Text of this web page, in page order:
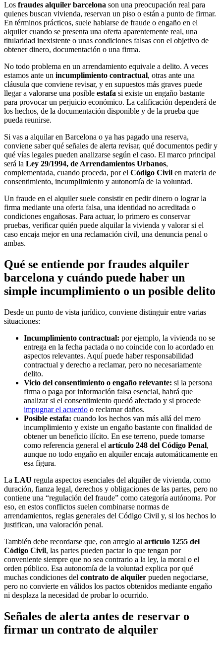
Los fraudes alquiler barcelona son una preocupación real para
quienes buscan vivienda, reservan un piso o están a punto de firmar.
En términos prácticos, suele hablarse de fraude o engaño en el
alquiler cuando se presenta una oferta aparentemente real, una
titularidad inexistente o unas condiciones falsas con el objetivo de
obtener dinero, documentación o una firma.
No todo problema en un arrendamiento equivale a delito. A veces
estamos ante un incumplimiento contractual, otras ante una
cláusula que conviene revisar, y en supuestos más graves puede
llegar a valorarse una posible estafa si existe un engaño bastante
para provocar un perjuicio económico. La calificación dependerá de
los hechos, de la documentación disponible y de la prueba que
pueda reunirse.
Si vas a alquilar en Barcelona o ya has pagado una reserva,
conviene saber qué señales de alerta revisar, qué documentos pedir y
qué vías legales pueden analizarse según el caso. El marco principal
será la Ley 29/1994, de Arrendamientos Urbanos,
complementada, cuando proceda, por el Código Civil en materia de
consentimiento, incumplimiento y autonomía de la voluntad.
Un fraude en el alquiler suele consistir en pedir dinero o lograr la
firma mediante una oferta falsa, una identidad no acreditada o
condiciones engañosas. Para actuar, lo primero es conservar
pruebas, verificar quién puede alquilar la vivienda y valorar si el
caso encaja mejor en una reclamación civil, una denuncia penal o
ambas.
Qué se entiende por fraudes alquiler
barcelona y cuándo puede haber un
simple incumplimiento o un posible delito
Desde un punto de vista jurídico, conviene distinguir entre varias
situaciones:
Incumplimiento contractual: por ejemplo, la vivienda no se
entrega en la fecha pactada o no coincide con lo acordado en
aspectos relevantes. Aquí puede haber responsabilidad
contractual y derecho a reclamar, pero no necesariamente
delito.
Vicio del consentimiento o engaño relevante: si la persona
firma o paga por información falsa esencial, habrá que
analizar si el consentimiento quedó afectado y si procede
impugnar el acuerdo o reclamar daños.
Posible estafa: cuando los hechos van más allá del mero
incumplimiento y existe un engaño bastante con finalidad de
obtener un beneficio ilícito. En ese terreno, puede tomarse
como referencia general el artículo 248 del Código Penal,
aunque no todo engaño en alquiler encaja automáticamente en
esa figura.
La LAU regula aspectos esenciales del alquiler de vivienda, como
duración, fianza legal, derechos y obligaciones de las partes, pero no
contiene una “regulación del fraude” como categoría autónoma. Por
eso, en estos conflictos suelen combinarse normas de
arrendamientos, reglas generales del Código Civil y, si los hechos lo
justifican, una valoración penal.
También debe recordarse que, con arreglo al artículo 1255 del
Código Civil, las partes pueden pactar lo que tengan por
conveniente siempre que no sea contrario a la ley, la moral o el
orden público. Esa autonomía de la voluntad explica por qué
muchas condiciones del contrato de alquiler pueden negociarse,
pero no convierte en válidos los pactos obtenidos mediante engaño
ni desplaza la necesidad de probar lo ocurrido.
Señales de alerta antes de reservar o
firmar un contrato de alquiler